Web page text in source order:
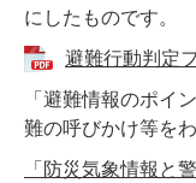
にしたものです。
避難行動判定
「避難情報のポイ
難の呼びかけ等を
「防災気象情報と